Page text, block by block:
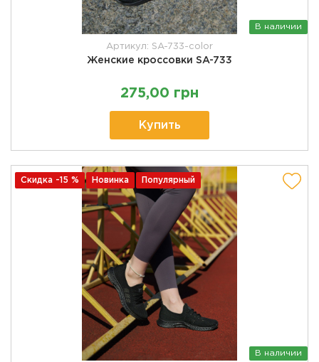
В наличии
Артикул: SA-733-color
Женские кроссовки SA-733
275,00 грн
Купить
Скидка -15 % Новинка Популярный
В наличии